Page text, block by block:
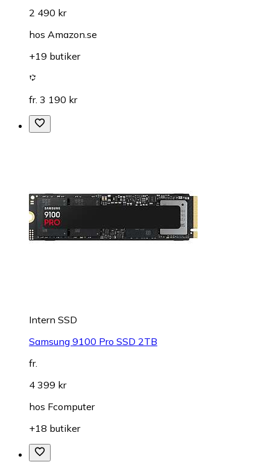
2 490 kr
hos Amazon.se
+19 butiker
fr. 3 190 kr
Intern SSD
Samsung 9100 Pro SSD 2TB
fr.
4 399 kr
hos Fcomputer
+18 butiker